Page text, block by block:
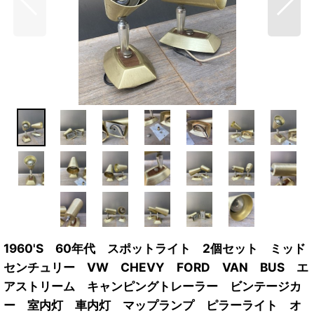
1960'S 60年代 スポットライト 2個セット ミッド
センチュリー VW CHEVY FORD VAN BUS エ
アストリーム キャンピングトレーラー ビンテージカ
ー 室内灯 車内灯 マップランプ ピラーライト オ